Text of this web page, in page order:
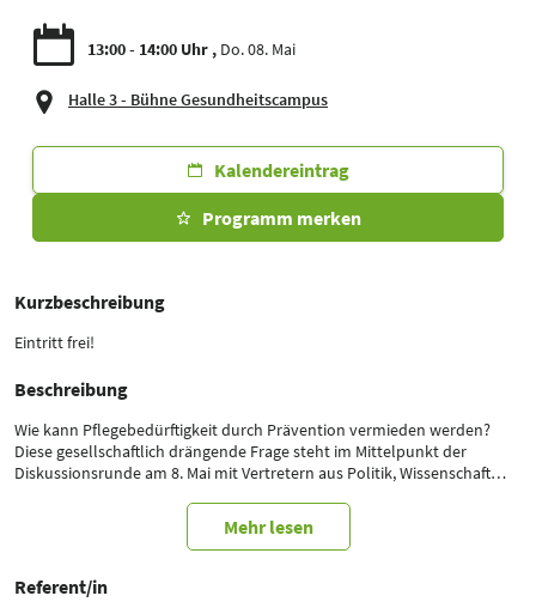
13:00 - 14:00 Uhr Do. 08. Mai
Halle 3 - Bühne Gesundheitscampus
Kalendereintrag
Programm merken
Kurzbeschreibung
Eintritt frei!
Beschreibung
Wie kann Pflegebedürftigkeit durch Prävention vermieden werden?
Diese gesellschaftlich drängende Frage steht im Mittelpunkt der
Diskussionsrunde am 8. Mai mit Vertretern aus Politik, Wissenschaft
präventive Maßnahme – und ihr Potenzial im Vergleich zu
Es diskutieren:
• Dr. Paula Piechotta, MdB (Bündnis 90/Die Grünen)
Mehr lesen
Referent/in